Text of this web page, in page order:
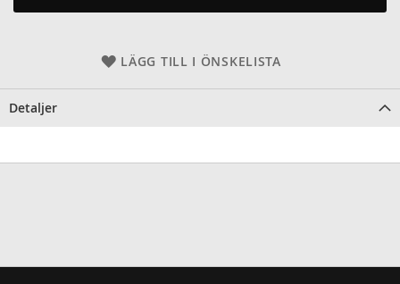
LÄGG TILL I ÖNSKELISTA
Detaljer